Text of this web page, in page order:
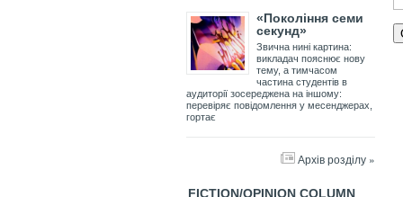
«Покоління семи
секунд»
Звична нині картина:
викладач пояснює нову
тему, а тимчасом
частина студентів в
аудиторії зосереджена на іншому:
перевіряє повідомлення у месенджерах,
гортає
Архів розділу »
FICTION/OPINION COLUMN